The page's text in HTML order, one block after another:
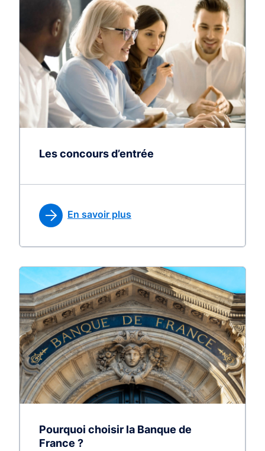
Les concours d’entrée
En savoir plus
Pourquoi choisir la Banque de
France ?